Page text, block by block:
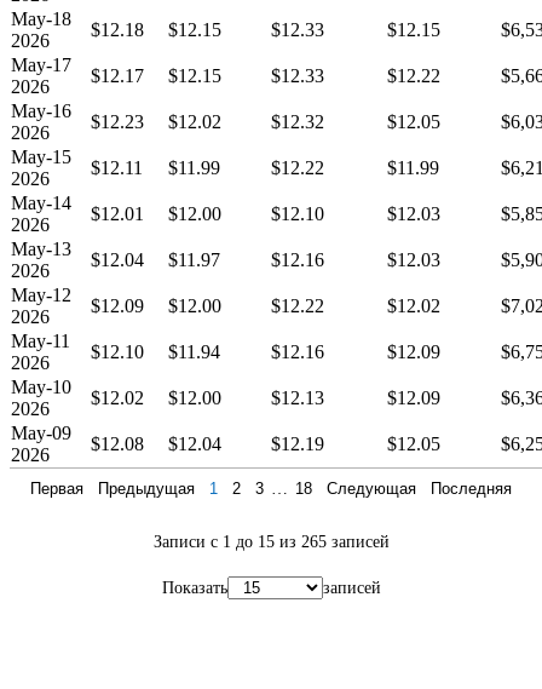
May-18
2026
$12.18 $12.15 $12.33 $12.15
May-17
2026
$12.17 $12.15 $12.33 $12.22
May-16
2026
$12.23 $12.02 $12.32 $12.05
May-15
2026
$12.11 $11.99 $12.22 $11.99
May-14
2026
$12.01 $12.00 $12.10 $12.03
May-13
2026
$12.04 $11.97 $12.16 $12.03
May-12
2026
$12.09 $12.00 $12.22 $12.02
May-11
2026
$12.10 $11.94 $12.16 $12.09
May-10
2026
$12.02 $12.00 $12.13 $12.09
May-09
2026
$12.08 $12.04 $12.19 $12.05
Записи с 1 до 15 из 265 записей
Показать записей
Первая Предыдущая 1 2 3 18 Следующая Последняя